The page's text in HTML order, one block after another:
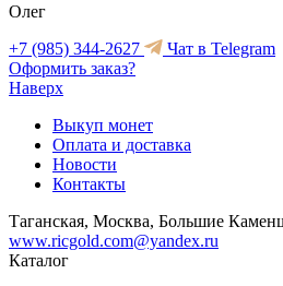
Олег
+7 (985) 344-2627
Чат в Telegram
Оформить заказ?
Наверх
Выкуп монет
Оплата и доставка
Новости
Контакты
Таганская, Москва, Большие
www.ricgold.com@yandex.ru
Каталог